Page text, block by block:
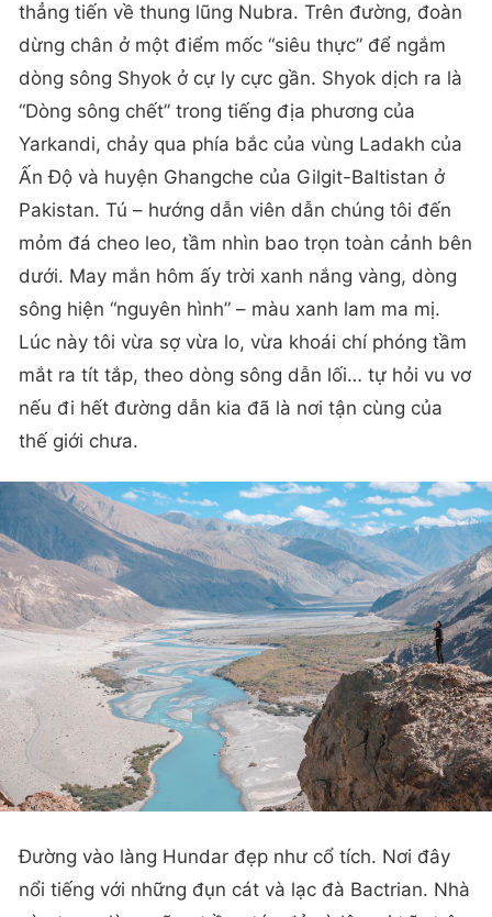
thẳng tiến về thung lũng Nubra. Trên đường, đoàn
dừng chân ở một điểm mốc “siêu thực” để ngắm
dòng sông Shyok ở cự ly cực gần. Shyok dịch ra là
“Dòng sông chết” trong tiếng địa phương của
Yarkandi, chảy qua phía bắc của vùng Ladakh của
Ấn Độ và huyện Ghangche của Gilgit-Baltistan ở
Pakistan. Tú – hướng dẫn viên dẫn chúng tôi đến
mỏm đá cheo leo, tầm nhìn bao trọn toàn cảnh bên
dưới. May mắn hôm ấy trời xanh nắng vàng, dòng
sông hiện “nguyên hình” – màu xanh lam ma mị.
Lúc này tôi vừa sợ vừa lo, vừa khoái chí phóng tầm
mắt ra tít tắp, theo dòng sông dẫn lối… tự hỏi vu vơ
nếu đi hết đường dẫn kia đã là nơi tận cùng của
thế giới chưa.
Đường vào làng Hundar đẹp như cổ tích. Nơi đây
nổi tiếng với những đụn cát và lạc đà Bactrian. Nhà